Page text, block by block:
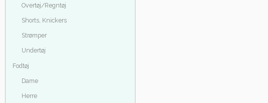
Overtøj/Regntøj
Shorts, Knickers
Strømper
Undertøj
Fodtøj
Dame
Herre